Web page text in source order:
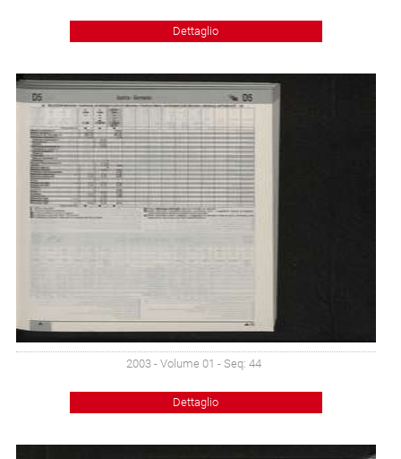
Dettaglio
2003 - Volume 01 - Seq: 44
Dettaglio